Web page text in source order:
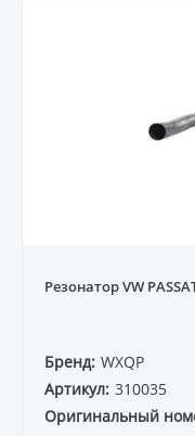
Резонатор VW
Бренд: WXQP
Артикул: 310035
Оригинальный